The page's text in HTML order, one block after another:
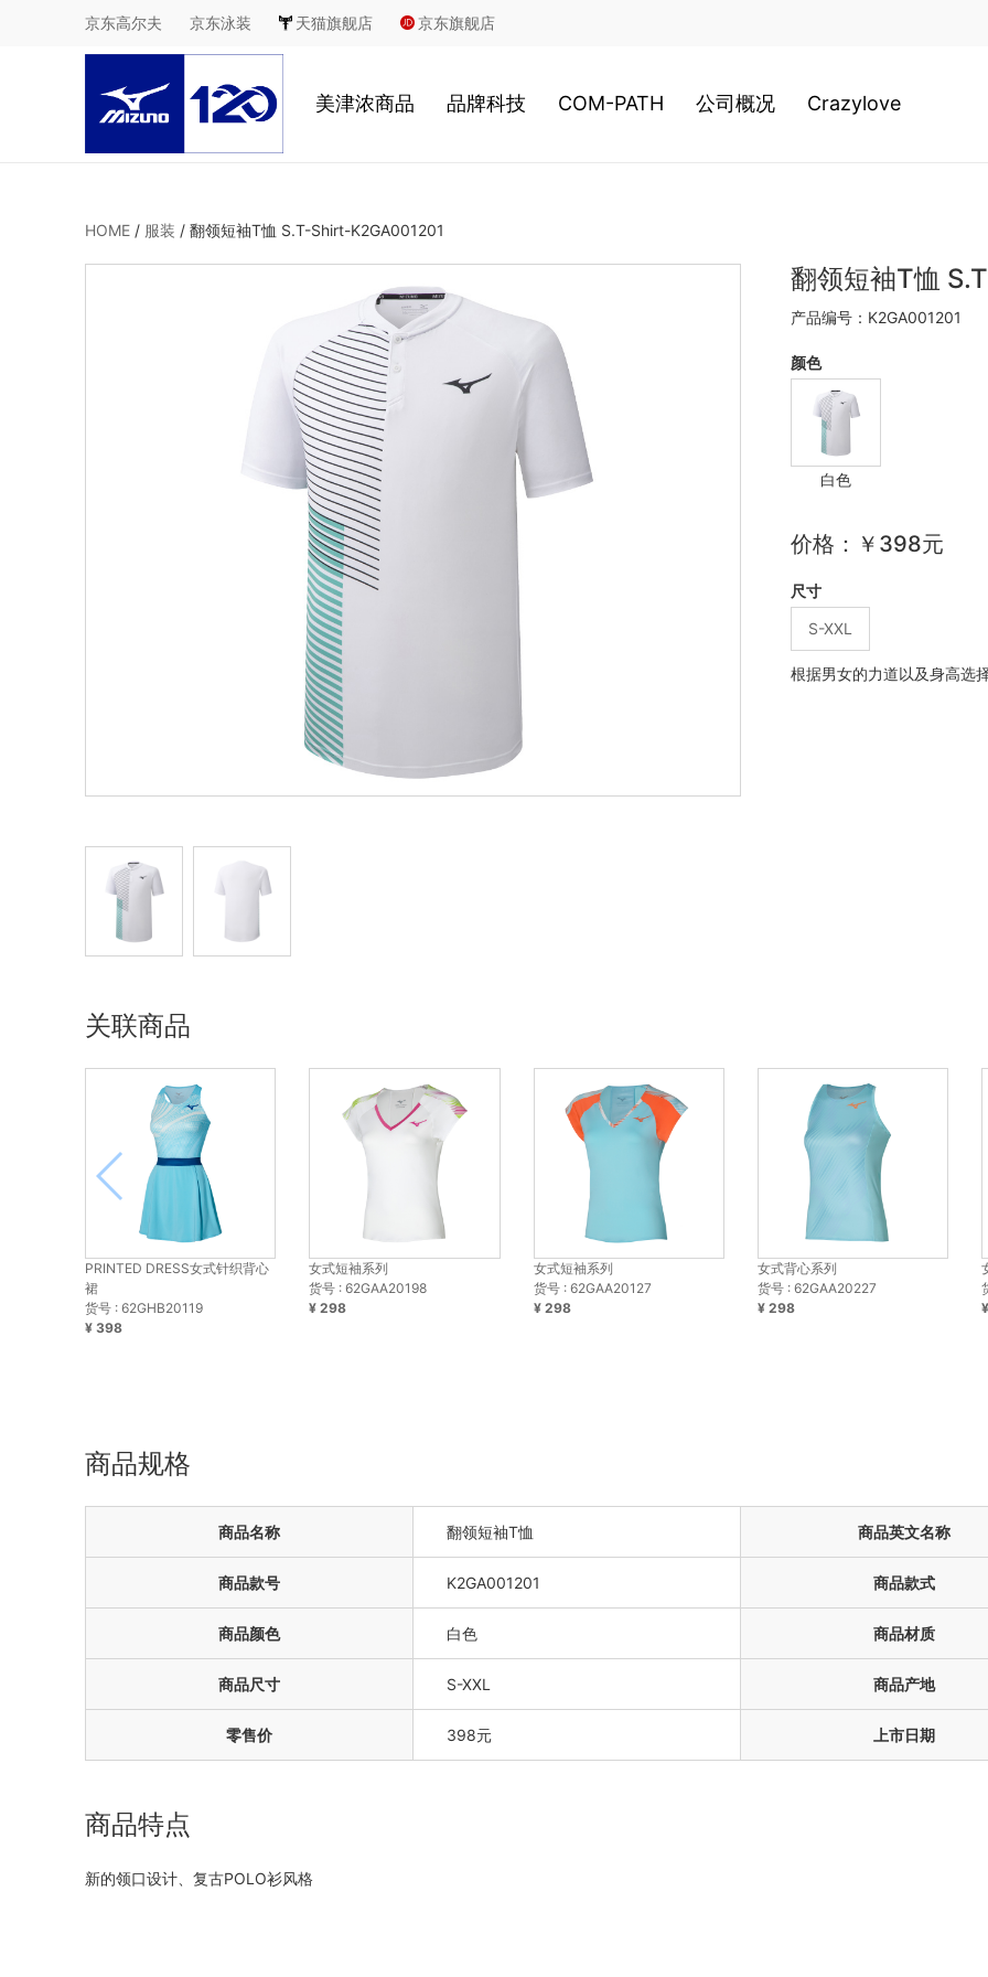
京东高尔夫 京东泳装 天猫旗舰店 京东旗舰店
美津浓商品
足球
休闲
室内综合运动
游泳
网球
棒球
品牌科技
服装科技
2020新科技
COM-PATH 公司概况
经营理念
Crazylove
HOME / 服装 / 翻领短袖T恤 S.T-Shirt-K2GA001201
翻领短袖T恤
产品编号：K2GA001201
颜色
白色
价格：￥398元
尺寸
S-XXL
根据男女的力道以及身高选
关联商品
PRINTED DRESS女式针织背心
裙
货号 : 62GHB20119
¥ 398
女式短袖系列
货号 : 62GAA20198
¥ 298
女式短袖系列
货号 : 62GAA20127
¥ 298
女式背心系列
货号 : 62GAA20227
¥ 298
商品规格
商品名称 翻领短袖T恤 商品英文名称
商品款号 K2GA001201 商品款式
商品颜色 白色 商品材质
商品尺寸 S-XXL 商品产地
零售价 398元 上市日期
商品特点
新的领口设计、复古POLO衫风格